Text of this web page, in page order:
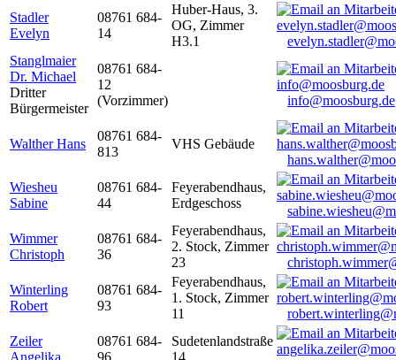
Stadler
Evelyn
08761 684-
14
Huber-Haus, 3.
OG, Zimmer
H3.1
Stanglmaier
Dr. Michael
Dritter
Bürgermeister
08761 684-
12
(Vorzimmer)
info@moosburg.de
Walther Hans
08761 684-
813
VHS Gebäude
Wiesheu
Sabine
08761 684-
44
Feyerabendhaus,
Erdgeschoss
Wimmer
Christoph
08761 684-
36
Feyerabendhaus,
2. Stock, Zimmer
23
Winterling
Robert
08761 684-
93
Feyerabendhaus,
1. Stock, Zimmer
11
Zeiler
Angelika
08761 684-
96
Sudetenlandstraße
14